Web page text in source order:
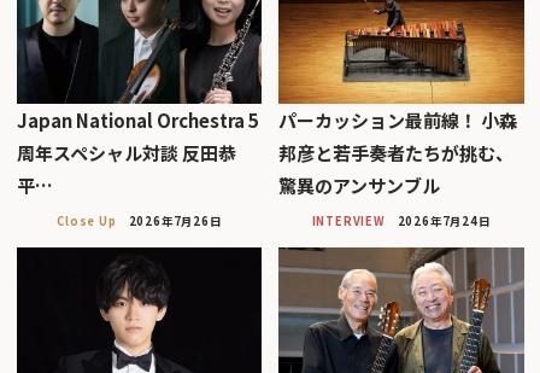
Japan National Orchestra 5
周年スペシャル対談 反田恭
平…
Close Up 2026年7月26日
パーカッション最前線！ 小森
邦彦と若手奏者たちが挑む、
驚異のアンサンブル
INTERVIEW 2026年7月24日